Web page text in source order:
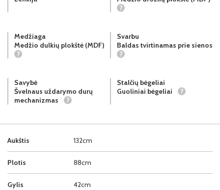
Aukštis 132cm
Plotis 88cm
Gylis 42cm
?
Medžiaga
Medžio dulkių plokštė (MDF)
?
Svarbu
Baldas tvirtinamas prie sienos
?
Savybė
Švelnaus uždarymo durų
mechanizmas
?
Stalčių bėgeliai
Guoliniai bėgeliai
?